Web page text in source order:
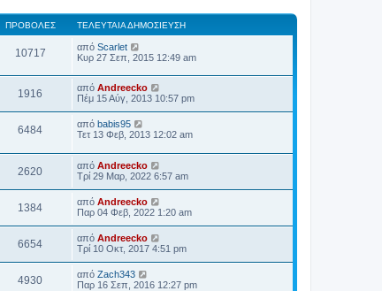
ΠΡΟΒΟΛΈΣ ΤΕΛΕΥΤΑΊΑ ΔΗΜΟΣΊΕΥΣΗ
10717 από Scarlet
Κυρ 27 Σεπ, 2015 12:49 am
1916 από Andreecko
Πέμ 15 Αύγ, 2013 10:57 pm
6484 από babis95
Τετ 13 Φεβ, 2013 12:02 am
2620 από Andreecko
Τρί 29 Μαρ, 2022 6:57 am
1384 από Andreecko
Παρ 04 Φεβ, 2022 1:20 am
6654 από Andreecko
Τρί 10 Οκτ, 2017 4:51 pm
4930 από Zach343
Παρ 16 Σεπ, 2016 12:27 pm